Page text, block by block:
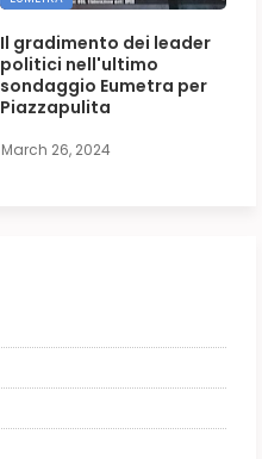
Il gradimento dei leader
politici nell'ultimo
sondaggio Eumetra per
Piazzapulita
March 26, 2024